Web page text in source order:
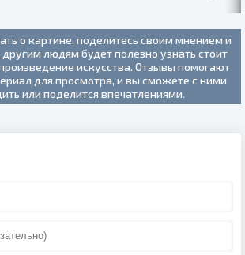
о картине, поделитесь своим мнением и
людям будет полезно узнать стоит
искусства. Отзывы помогают
для просмотра, и вы сможете с ними
или поделится впечатлениями.